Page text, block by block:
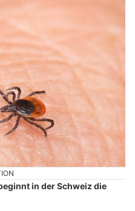
in der Schweiz die